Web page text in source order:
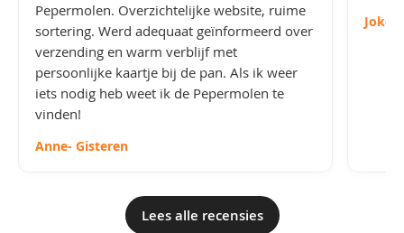
Pepermolen. Overzichtelijke website, ruime
sortering. Werd adequaat geïnformeerd over
verzending en warm verblijf met
persoonlijke kaartje bij de pan. Als ik weer
iets nodig heb weet ik de Pepermolen te
vinden!
Anne- Gisteren
Joke
Lees alle recensies